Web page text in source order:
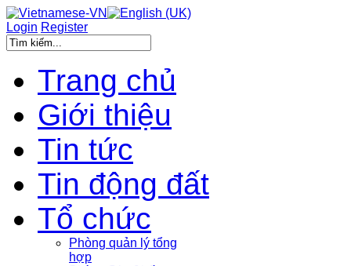
Login Register
Trang chủ
Giới thiệu
Tin tức
Tin động đất
Tổ chức
Phòng quản lý tổng
hợp